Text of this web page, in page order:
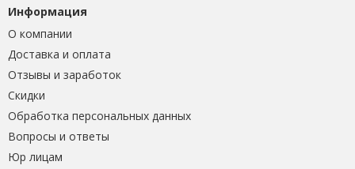
Информация
О компании
Доставка и оплата
Отзывы и заработок
Скидки
Обработка персональных данных
Вопросы и ответы
Юр лицам